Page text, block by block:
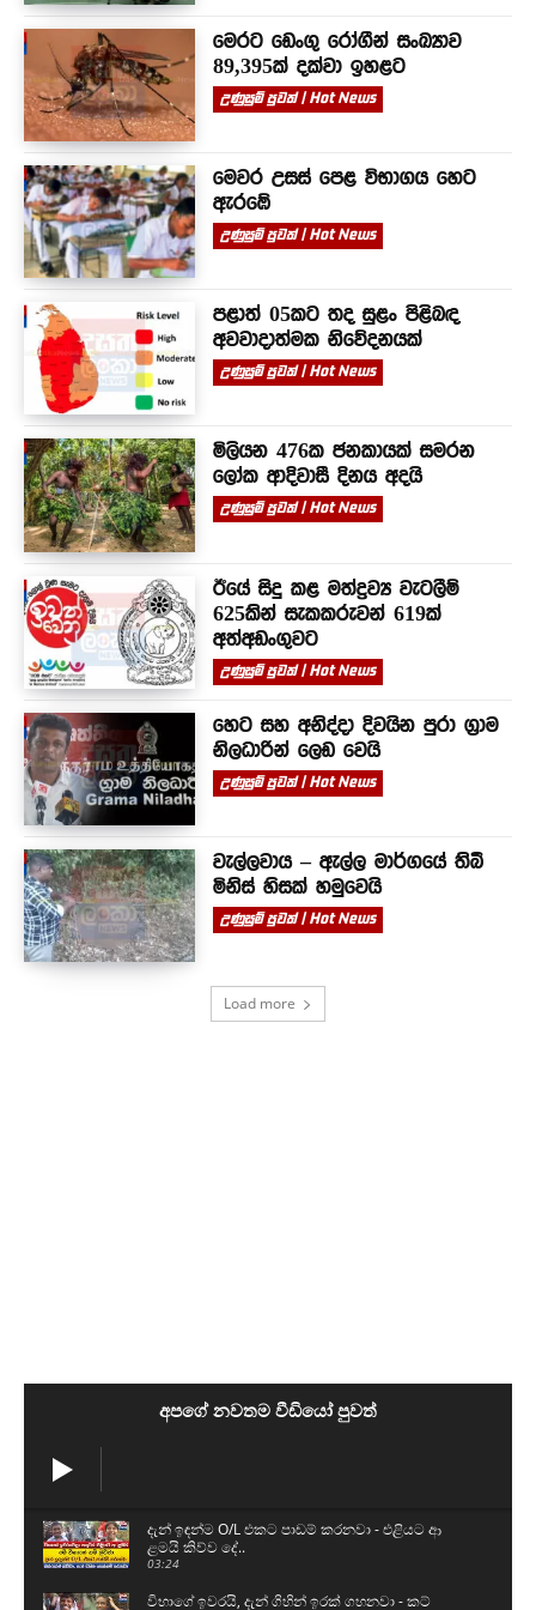
මෙරට ඩෙංගු රෝගීන් සංඛ්‍යාව
89,395ක් දක්වා ඉහළට
උණුසුම් පුවත් | Hot News
මෙවර උසස් පෙළ විභාගය හෙට
ඇරඹේ
උණුසුම් පුවත් | Hot News
පළාත් 05කට තද සුළං පිළිබඳ
අවවාදාත්මක නිවේදනයක්
උණුසුම් පුවත් | Hot News
මිලියන 476ක ජනකායක් සමරන
ලෝක ආදිවාසී දිනය අදයි
උණුසුම් පුවත් | Hot News
ඊයේ සිදු කළ මත්ද්‍රව්‍ය වැටලීම්
625කින් සැකකරුවන් 619ක්
අත්අඩංගුවට
උණුසුම් පුවත් | Hot News
හෙට සහ අනිද්දා දිවයින පුරා ග්‍රාම
නිලධාරින් ලෙඩ වෙයි
උණුසුම් පුවත් | Hot News
වැල්ලවාය – ඇල්ල මාර්ගයේ තිබී
මිනිස් හිසක් හමුවෙයි
උණුසුම් පුවත් | Hot News
Load more
අපගේ නවතම වීඩියෝ පුවත්
දැන් ඉඳන්ම O/L එකට පාඩම් කරනවා - එළියට ආ
ළමයි කිව්ව දේ..
03:24
විභාගේ ඉවරයි, දැන් ගිහින් ඉරක් ගහනවා - කට්